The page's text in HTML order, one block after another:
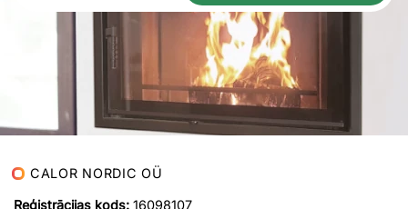
CALOR NORDIC OÜ
Reģistrācijas kods: 16098107